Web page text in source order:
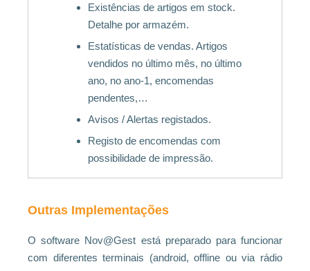
Existências de artigos em stock.
Detalhe por armazém.
Estatísticas de vendas. Artigos
vendidos no último mês, no último
ano, no ano-1, encomendas
pendentes,…
Avisos / Alertas registados.
Registo de encomendas com
possibilidade de impressão.
Outras Implementações
O software Nov@Gest está preparado para funcionar
com diferentes terminais (android, offline ou via rádio